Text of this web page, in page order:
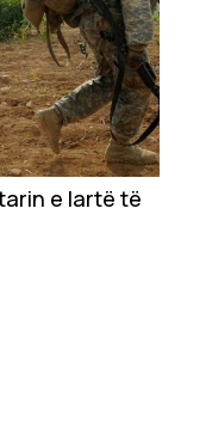
e lartë të